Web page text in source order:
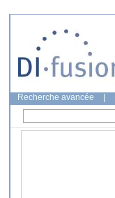
Recherche avancée